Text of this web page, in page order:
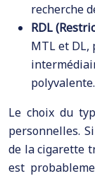
recherche
RDL
MTL et DL,
polyvalente.
Le choix du
personnelles.
de la cigarette
est